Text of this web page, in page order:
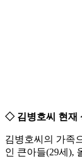
◇ 김병호씨 현재
김병호씨의 가족
인 큰아들(29세),